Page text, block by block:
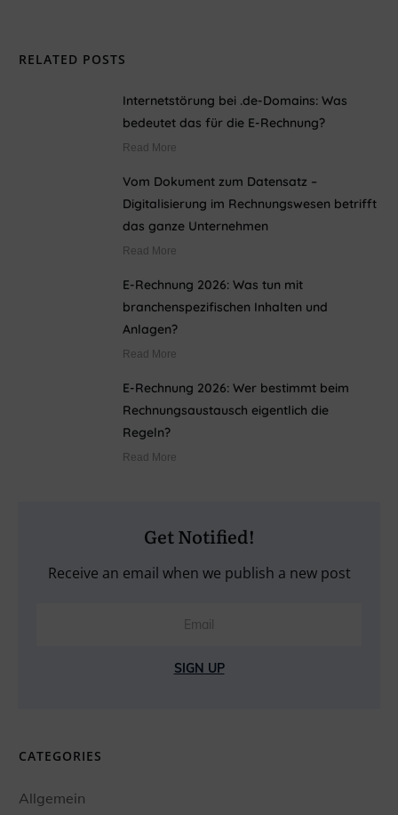
RELATED POSTS
Internetstörung bei .de-Domains: Was
bedeutet das für die E-Rechnung?
Read More
Vom Dokument zum Datensatz –
Digitalisierung im Rechnungswesen betrifft
das ganze Unternehmen
Read More
E-Rechnung 2026: Was tun mit
branchenspezifischen Inhalten und
Anlagen?
Read More
E-Rechnung 2026: Wer bestimmt beim
Rechnungsaustausch eigentlich die
Regeln?
Read More
Get Notified!
Receive an email when we publish a new post
SIGN UP
CATEGORIES
Allgemein